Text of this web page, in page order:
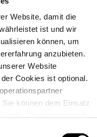
Website, damit die
ist und wir
können, um
anzubieten.
Website
Cookies ist optional.
können dem Einsatz